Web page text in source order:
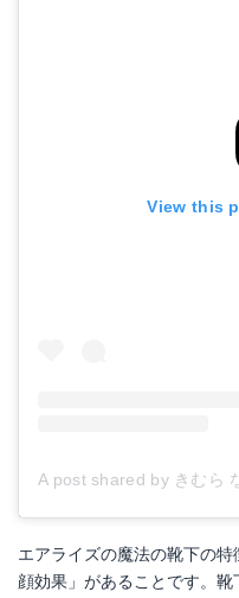
View this
A post shared by きむら
エアライズの魔法の靴下の
顔効果」があることです。